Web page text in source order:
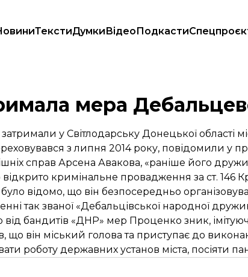
ТекстиДумкиВідеоПодкасти
мера
у Світлодарську Донецької області
з липня 2014 року, повідомили у
справ Арсена Авакова, «раніше його
відкрито кримінальне провадження за ст.
відомо, що він безпосередньо
так званої «Дебальцівської народної
бандитів «ДНР» мер Проценко зник,
що він міський голова та приступає до
роботу державних установ міста, посіяти